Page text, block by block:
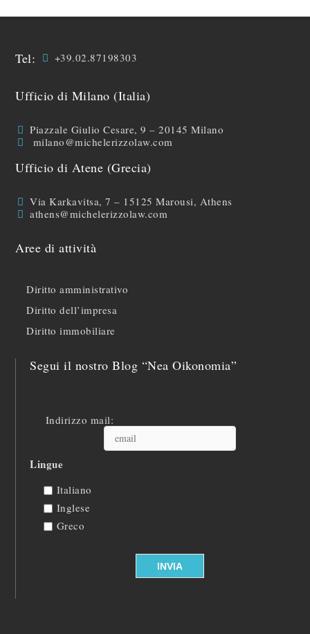
Tel: +39.02.87198303
Ufficio di Milano (Italia)
Piazzale Giulio Cesare, 9 – 20145 Milano
milano@michelerizzolaw.com
Ufficio di Atene (Grecia)
Via Karkavitsa, 7 – 15125 Marousi, Athens
athens@michelerizzolaw.com
Aree di attività
Diritto amministrativo
Diritto dell’impresa
Diritto immobiliare
Segui il nostro Blog “Nea Oikonomia”
Indirizzo mail:
Lingue
Italiano
Inglese
Greco